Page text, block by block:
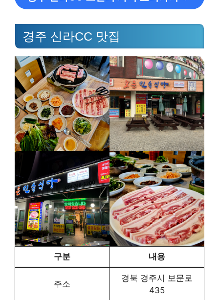
경주 신라CC 맛집
구분 내용
주소
경북 경주시 보문로
435